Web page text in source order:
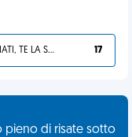
SVEGLIATI, TE LA SEI CERCATA! 17
pieno di risate sotto